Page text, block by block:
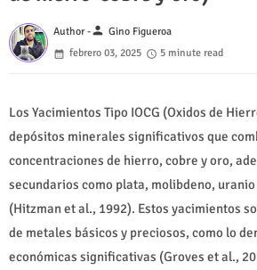
Author -person Gino Figueroa
febrero 03, 2025
5 minute read
Los Yacimientos Tipo IOCG (Oxidos de
depósitos minerales significativos que
concentraciones de hierro, cobre y oro,
secundarios como plata, molibdeno,
(Hitzman et al., 1992). Estos yacimientos
de metales básicos y preciosos, como lo
económicas significativas (Groves et al.,